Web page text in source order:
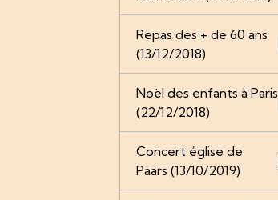
Repas des + de 60 ans
(13/12/2018)
Noël des enfants à Paris
(22/12/2018)
Concert église de
Paars (13/10/2019)